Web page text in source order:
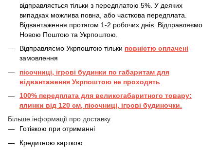
відправляється тільки з передплатою 5%. У деяких
випадках можлива повна, або часткова передплата.
Відвантаження протягом 1-2 робочих днів. Відправляємо
Новою Поштою та Укрпоштою.
Відправляємо Укрпоштою тільки повністю оплачені
замовлення
пісочниці, ігрові будинки по габаритам для
відвантаження Укрпоштою не проходять
100% передплата для великогабаритного товару:
ялинки від 120 см, пісочниці, ігрові будиночки.
Більше інформації про доставку
Готівкою при отриманні
Кредитною карткою